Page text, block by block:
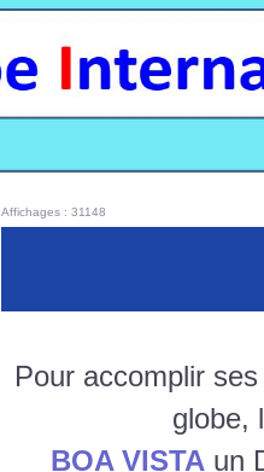
Affichages : 31148
Pour accomplir
globe,
BOA VISTAun